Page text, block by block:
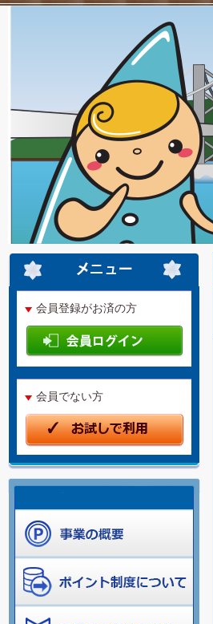
会員登録がお済の方
会員でない方